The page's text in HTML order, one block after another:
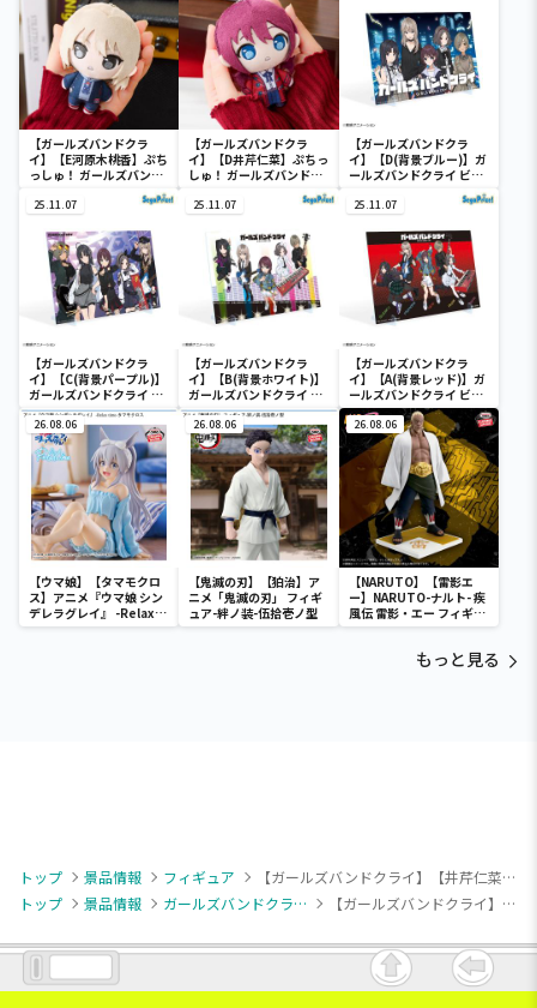
【ガールズバンドクラ
イ】【E河原木桃香】ぷち
っしゅ！ ガールズバンド
【ガールズバンドクラ
イ】【D井芹仁菜】ぷちっ
しゅ！ ガールズバンドク
【ガールズバンドクラ
イ】【D(背景ブルー)】ガ
ールズバンドクライ ビジ
25.11.07
【ガールズバンドクラ
イ】【C(背景パープル)】
ガールズバンドクライ ビ
ジュアルボード（EX）
25.11.07
【ガールズバンドクラ
イ】【B(背景ホワイト)】
ガールズバンドクライ ビ
ジュアルボード（EX）
25.11.07
【ガールズバンドクラ
イ】【A(背景レッド)】ガ
ールズバンドクライ ビジ
ュアルボード（EX）
26.08.06
【ウマ娘】【タマモクロ
ス】アニメ『ウマ娘 シン
デレラグレイ』 -Relax
time-タマモクロス
26.08.06
【鬼滅の刃】【狛治】ア
ニメ「鬼滅の刃」 フィギ
ュア-絆ノ装-伍拾壱ノ型
26.08.06
【NARUTO】【雷影エ
ー】NARUTO-ナルト- 疾
風伝 雷影・エー フィギュ
ア～五影集結…!!～
もっと見る
トップ 景品情報 フィギュア
【ガールズバンドクライ】【井芹仁菜】ガールズバンドクライ XStellar “井芹仁菜”
トップ
景品情報 ガールズバンドクライ 【ガールズバンドクライ】【井芹仁菜】ガールズバンドクライ XStellar “井芹仁菜”